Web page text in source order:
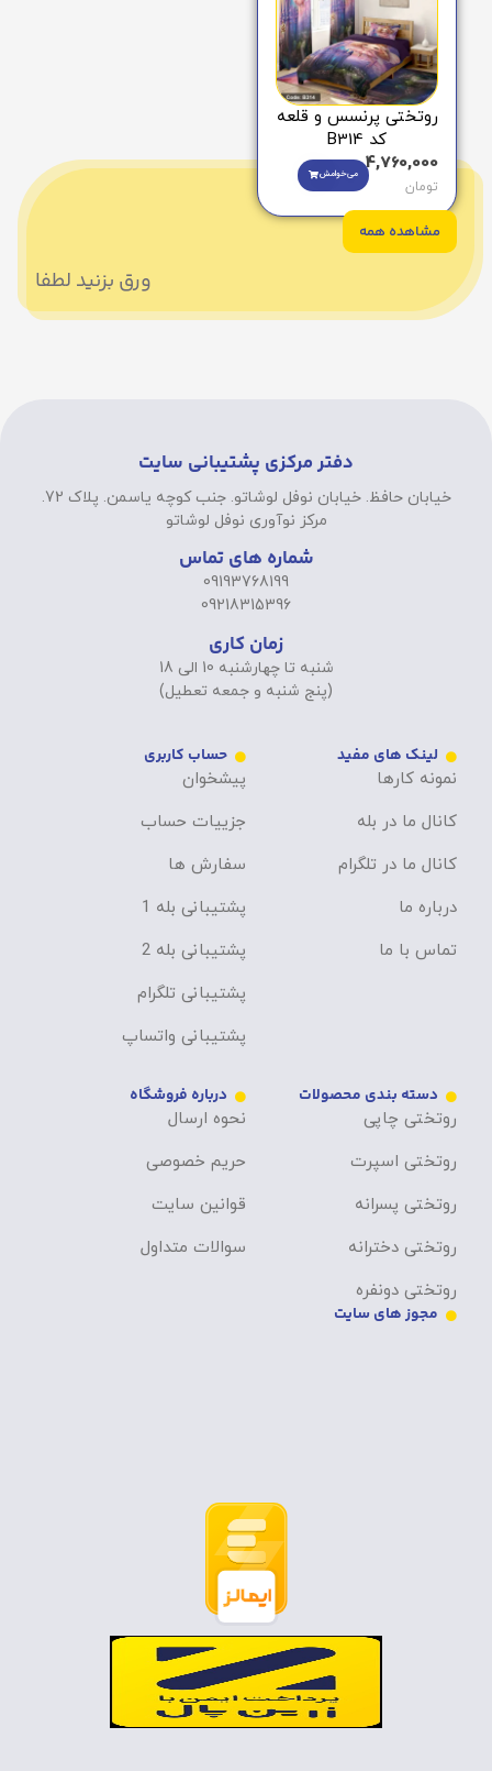
روتختی پرنسس و قلعه
کد B314
4,760,000
تومان
می‌خوامش
مشاهده همه
ورق بزنید لطفا
دفتر مرکزی پشتیبانی سایت
خیابان حافظ. خیابان نوفل لوشاتو. جنب کوچه یاسمن. پلاک 72.
مرکز نوآوری نوفل لوشاتو
شماره های تماس
09193768199
09218315396
زمان کاری
شنبه تا چهارشنبه 10 الی 18
(پنج شنبه و جمعه تعطیل)
لینک های مفید
نمونه کارها
کانال ما در بله
کانال ما در تلگرام
درباره ما
تماس با ما
حساب کاربری
پیشخوان
جزییات حساب
سفارش ها
پشتیبانی بله 1
پشتیبانی بله 2
پشتیبانی تلگرام
پشتیبانی واتساپ
دسته بندی محصولات
روتختی چاپی
روتختی اسپرت
روتختی پسرانه
روتختی دخترانه
روتختی دونفره
درباره فروشگاه
نحوه ارسال
حریم خصوصی
قوانین سایت
سوالات متداول
مجوز های سایت